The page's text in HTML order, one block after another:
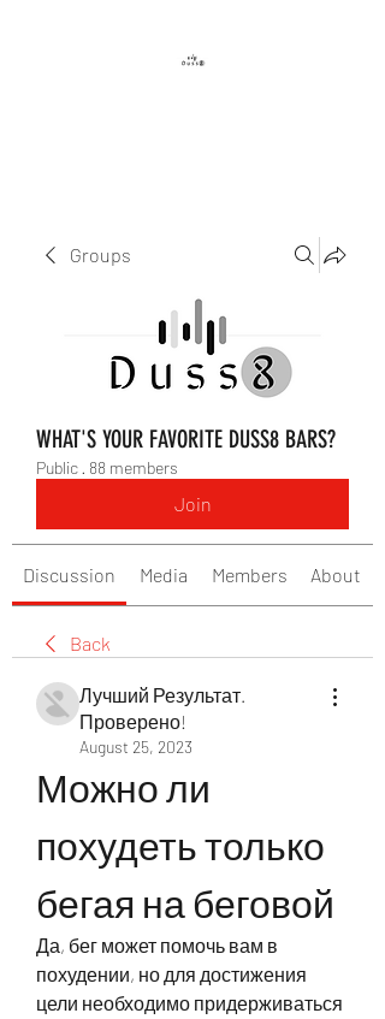
Groups
WHAT'S YOUR FAVORITE DUSS8 BARS?
Public · 88 members
Join
Discussion Media Members About
Back
Лучший Результат.
Проверено!
August 25, 2023
Можно ли
похудеть только
бегая на беговой
Да, бег может помочь вам в
похудении, но для достижения
цели необходимо придерживаться